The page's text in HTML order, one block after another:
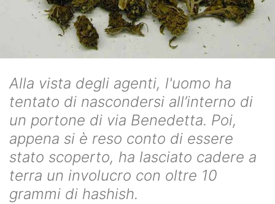
Alla vista degli agenti, l'uomo ha
tentato di nascondersi all’interno di
un portone di via Benedetta. Poi,
appena si è reso conto di essere
stato scoperto, ha lasciato cadere a
terra un involucro con oltre 10
grammi di hashish.